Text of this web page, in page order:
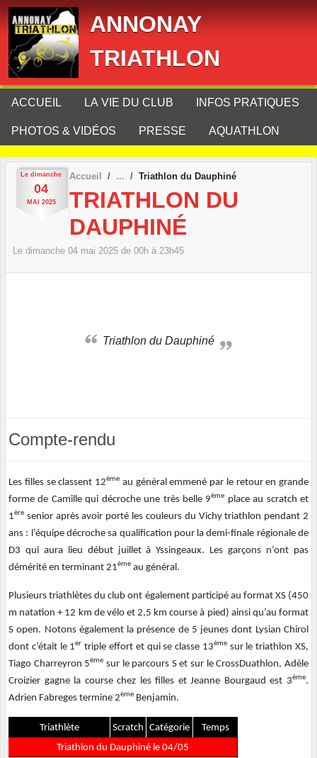
ANNONAY
TRIATHLON
ACCUEIL LA VIE DU CLUB INFOS PRATIQUES
PHOTOS & VIDÉOS PRESSE AQUATHLON
Le dimanche
04
MAI 2025
Accueil Triathlon du Dauphiné
TRIATHLON DU
DAUPHINÉ
Le dimanche 04 mai 2025 de 00h à 23h45
Triathlon du Dauphiné
Compte-rendu
Les filles se classent 12ème au général emmené par le retour en grande
forme de Camille qui décroche une très belle 9ème place au scratch et
1ère senior après avoir porté les couleurs du Vichy triathlon pendant 2
ans : l’équipe décroche sa qualification pour la demi-finale régionale de
D3 qui aura lieu début juillet à Yssingeaux. Les garçons n’ont pas
démérité en terminant 21ème au général.
Plusieurs triathlètes du club ont également participé au format XS (450
m natation + 12 km de vélo et 2,5 km course à pied) ainsi qu’au format
S open. Notons également la présence de 5 jeunes dont Lysian Chirol
dont c’était le 1er triple effort et qui se classe 13èmesur le triathlon XS,
Tiago Charreyron 5ème sur le parcours S et sur le CrossDuathlon, Adèle
Croizier gagne la course chez les filles et Jeanne Bourgaud est 3ème.
Adrien Fabreges termine 2ème Benjamin.
Triathlète Scratch Catégorie
Temps
Triathlon du Dauphiné le 04/05
Panneau de gestion des cookies